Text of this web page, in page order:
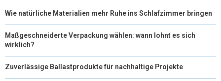
Wie natürliche Materialien mehr Ruhe ins Schlafzimmer bringen
Maßgeschneiderte Verpackung wählen: wann lohnt es sich
wirklich?
Zuverlässige Ballastprodukte für nachhaltige Projekte